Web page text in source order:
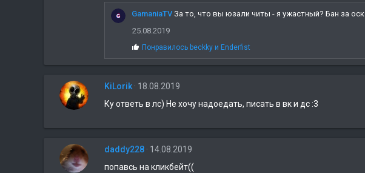
м
п
и
GamaniaTV За то, что вы юзали читы - я ужастный? Бан за оск
25.08.2019
С
и
м
а
и
Понравилось beckky и Enderfist
KiLorik
18.08.2019
Ку ответь в лс) Не хочу надоедать, писать в вк и дс :3
daddy228
14.08.2019
попавсь на кликбейт((